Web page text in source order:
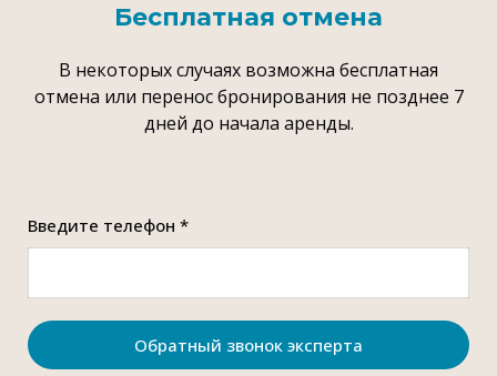
Бесплатная отмена
В некоторых случаях возможна бесплатная
отмена или перенос бронирования не позднее 7
дней до начала аренды.
Введите телефон *
Обратный звонок эксперта